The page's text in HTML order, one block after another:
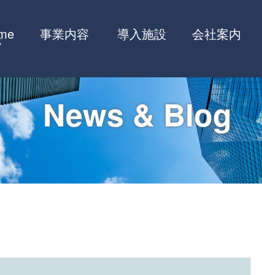
事業内容 導入施設 会社案内
News & Blog